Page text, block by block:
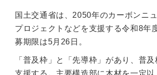
国土交通省は、2050年のカーボンニ
プロジェクトなどを支援する令和8年
募期限は5月26日。
「普及枠」と「先導枠」があり、普
支援する。主要構造部に木材を一定